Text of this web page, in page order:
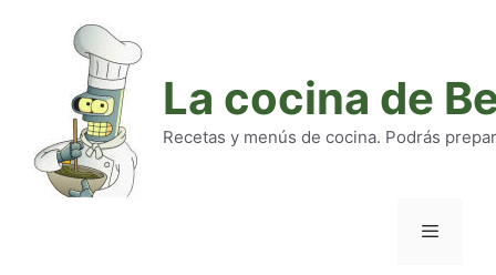
La cocina de
Recetas y menús de cocina. Podrás